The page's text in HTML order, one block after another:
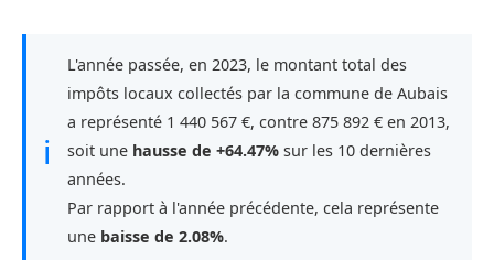
ℹ
L'année passée, en 2023, le montant total des
impôts locaux collectés par la commune de Aubais
a représenté 1 440 567 €, contre 875 892 € en 2013,
soit une hausse de +64.47% sur les 10 dernières
années.
Par rapport à l'année précédente, cela représente
une baisse de 2.08%.